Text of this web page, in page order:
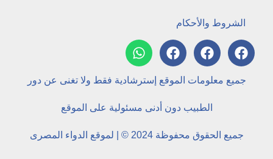
الشروط والأحكام
جميع معلومات الموقع إسترشادية فقط ولا تغنى عن دور
الطبيب دون أدنى مسئولية على الموقع
جميع الحقوق محفوظة 2024 © | لموقع الدواء المصرى